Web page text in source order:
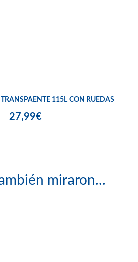
115L CON RUEDAS
27,99€
miraron...